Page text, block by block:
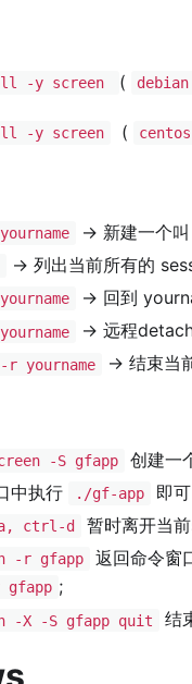
-y screen ( debian
-y screen ( centos
-> 新建一个
-> 列出当前所有的
-> 回到
-> 远程
yourname -> 结束当
-S gfapp
创建一
中执行
./gf-app
即可
ctrl-d
暂时离开当
-r gfapp 返回命令窗
gfapp ;
-X -S gfapp quit 结